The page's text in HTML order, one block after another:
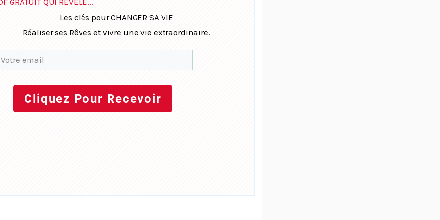
GRATUIT QUI RÉVÈLE...
Les clés pour CHANGER SA VIE
Réaliser ses Rêves et vivre une vie extraordinaire.
Cliquez Pour Recevoir